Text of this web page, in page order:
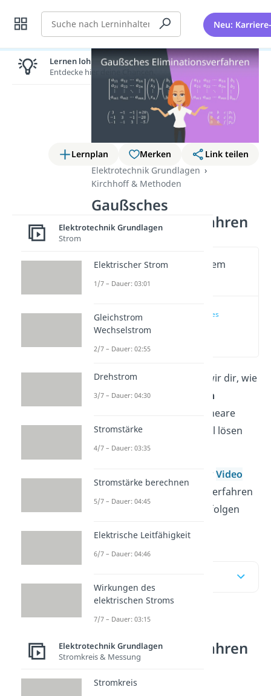
Suche Neu:
Lernplan Merken
Link teilen
Elektrotechnik Grundlagen
Kirchhoff & Methoden
Gaußsches
Eliminationsverfahren
Wichtige Inhalte in diesem
Video
Anwendung des
In diesem Beitrag zeigen wir dir, wie
du mithilfe des
Gaußschen
lineare
Gleichungssysteme schnell lösen
kannst.
Schau auch gleich in unserVideo
dazu rein, in dem du das Verfahren
Schritt für Schritt nachverfolgen
Eliminationsverfahren
einfach erklärt
Lernen lohnt sich!
Entdecke hier deine Chancen.
Elektrotechnik Grundlagen
Strom
Elektrischer Strom
1/7 – Dauer: 03:01
Gleichstrom
Wechselstrom
2/7 – Dauer: 02:55
Drehstrom
3/7 – Dauer: 04:30
Stromstärke
4/7 – Dauer: 03:35
Stromstärke berechnen
5/7 – Dauer: 04:45
Elektrische Leitfähigkeit
6/7 – Dauer: 04:46
Wirkungen des
elektrischen Stroms
7/7 – Dauer: 03:15
Elektrotechnik Grundlagen
Stromkreis & Messung
Stromkreis